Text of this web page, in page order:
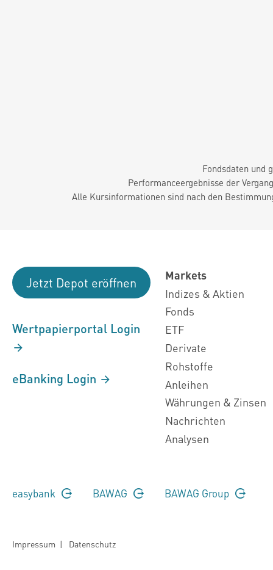
Fondsdaten und
Performanceergebnisse der
Alle Kursinformationen sind nach den
Jetzt Depot eröffnen
Wertpapierportal Login
eBanking Login
Markets
Indizes & Aktien
Fonds
ETF
Derivate
Rohstoffe
Anleihen
Währungen & Zinsen
Nachrichten
Analysen
easybank BAWAG BAWAG Group
Impressum | Datenschutz